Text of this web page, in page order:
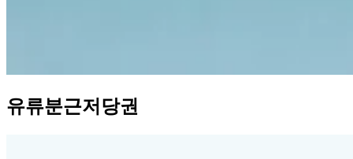
유류분근저당권